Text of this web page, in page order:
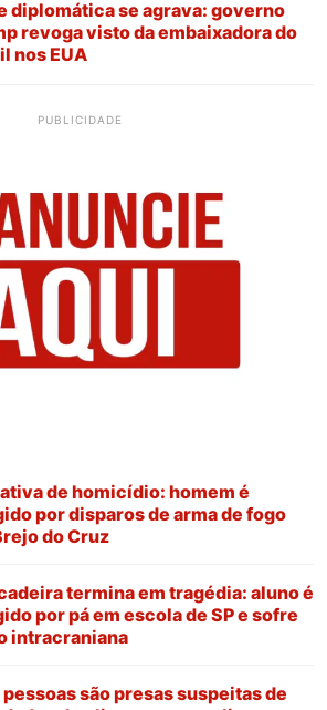
diplomática se agrava: governo
revoga visto da embaixadora do
nos EUA
PUBLICIDADE
de homicídio: homem é
por disparos de arma de fogo
do Cruz
termina em tragédia: aluno é
por pá em escola de SP e sofre
intracraniana
são presas suspeitas de